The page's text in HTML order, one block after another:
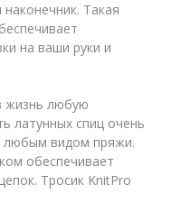
Такая
на ваши руки и
жизнь любую
латунных спиц очень
любым видом пряжи.
обеспечивает
Тросик KnitPro